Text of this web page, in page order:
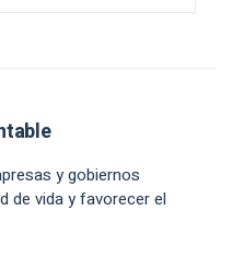
y gobiernos
de vida y favorecer el